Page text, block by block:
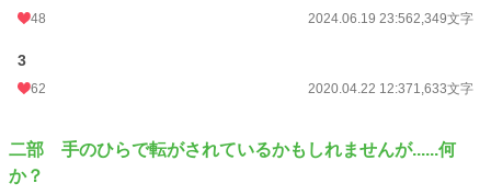
48 2024.06.19 23:562,349文字
3
62 2020.04.22 12:371,633文字
二部 手のひらで転がされているかもしれませんが......何
か？